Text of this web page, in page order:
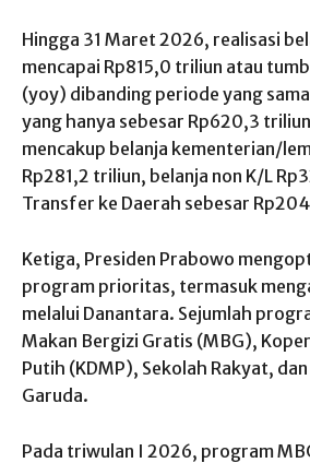
Hingga 31 Maret 2026, realisasi
mencapai Rp815,0 triliun atau
(yoy) dibanding periode yang
yang hanya sebesar Rp620,3
mencakup belanja kementerian/
Rp281,2 triliun, belanja non K/L
Transfer ke Daerah sebesar
Ketiga, Presiden Prabowo
program prioritas, termasuk
melalui Danantara. Sejumlah
Makan Bergizi Gratis (MBG),
Putih (KDMP), Sekolah Rakyat,
Garuda.
Pada triwulan I 2026, program